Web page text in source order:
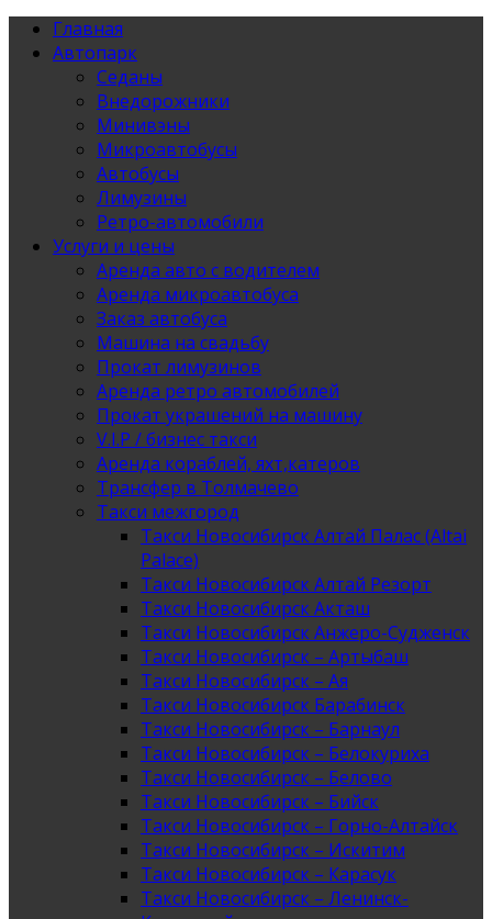
Главная
Автопарк
Седаны
Внедорожники
Минивэны
Микроавтобусы
Автобусы
Лимузины
Ретро-автомобили
Услуги и цены
Аренда авто с водителем
Аренда микроавтобуса
Заказ автобуса
Машина на свадьбу
Прокат лимузинов
Аренда ретро автомобилей
Прокат украшений на машину
V.I.P / бизнес такси
Аренда кораблей, яхт,катеров
Трансфер в Толмачево
Такси межгород
Такси Новосибирск Алтай Палас (Altai
Palace)
Такси Новосибирск Алтай Резорт
Такси Новосибирск Акташ
Такси Новосибирск Анжеро-Судженск
Такси Новосибирск – Артыбаш
Такси Новосибирск – Ая
Такси Новосибирск Барабинск
Такси Новосибирск – Барнаул
Такси Новосибирск – Белокуриха
Такси Новосибирск – Белово
Такси Новосибирск – Бийск
Такси Новосибирск – Горно-Алтайск
Такси Новосибирск – Искитим
Такси Новосибирск – Карасук
Такси Новосибирск – Ленинск-